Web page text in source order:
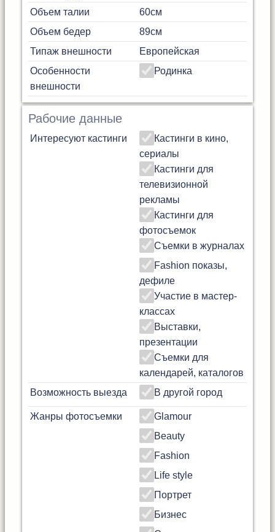
Объем талии
60см
Объем бедер
89см
Типаж внешности
Европейская
Особенности
внешности
Родинка
Рабочие данные
Интересуют кастинги
Кастинги в кино,
сериалы
Кастинги для
телевизионной
рекламы
Кастинги для
фотосъемок
Съемки в журналах
Fashion показы,
дефиле
Участие в мастер-
классах
Выставки,
презентации
Съемки для
календарей, каталогов
Возможность выезда
В другой город
Жанры фотосъемки
Glamour
Beauty
Fashion
Life style
Портрет
Бизнес